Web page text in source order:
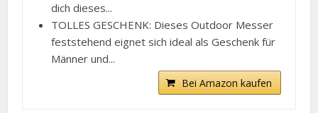
dich dieses...
TOLLES GESCHENK: Dieses Outdoor Messer
feststehend eignet sich ideal als Geschenk für
Männer und...
Bei Amazon kaufen